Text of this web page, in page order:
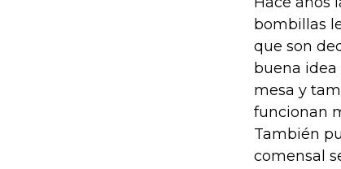
bombillas
que son
buena
mesa y
funcionan
También
comensal